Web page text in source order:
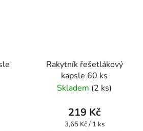
Rakytník řešetlákový
kapsle 60 ks
Skladem (2 ks)
219 Kč
Měrná
3,65 Kč / 1 ks